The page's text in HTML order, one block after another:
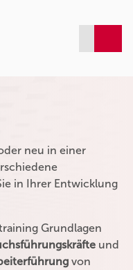
neu in einer
in Ihrer Entwicklung
Grundlagen
und
von